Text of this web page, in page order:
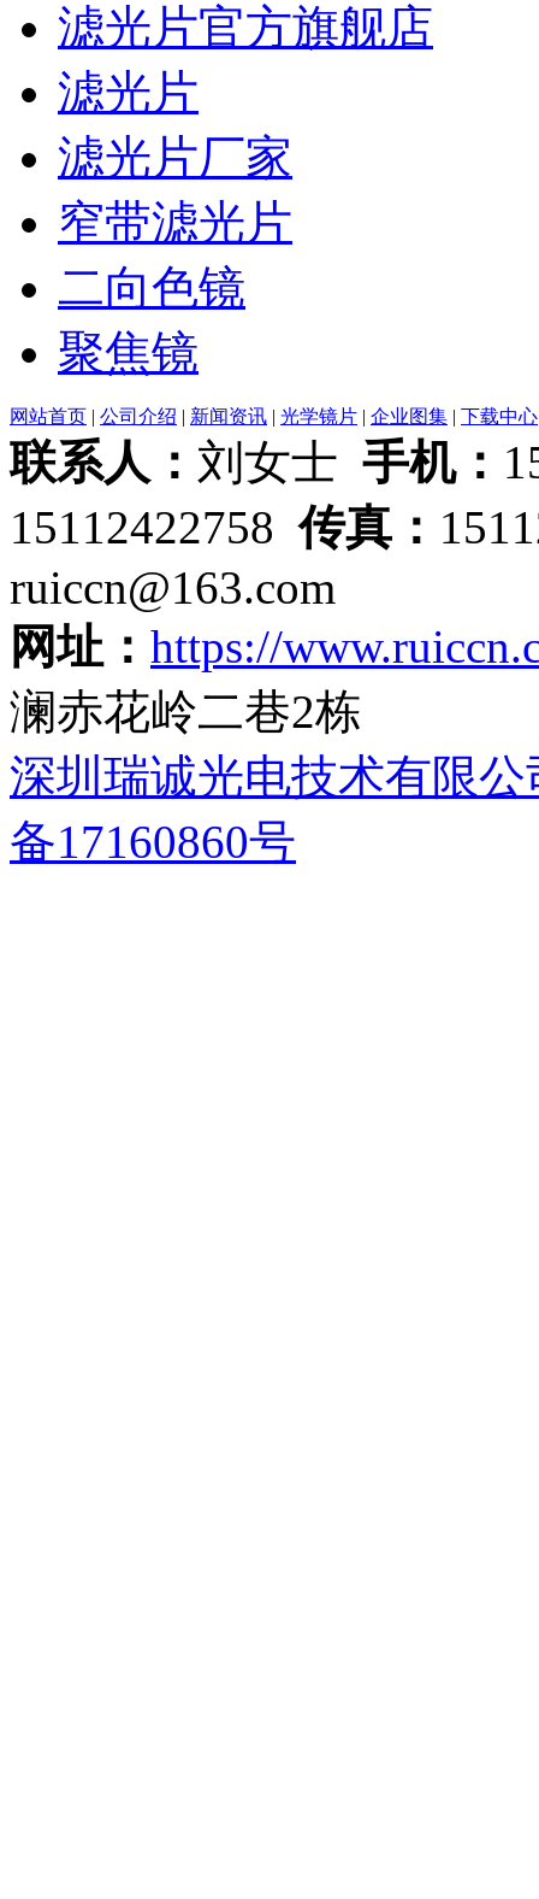
滤光片官方旗舰店
滤光片
滤光片厂家
窄带滤光片
二向色镜
聚焦镜
网站首页 | 公司介绍 | 新闻资讯 | 光学镜片 | 企业图集 | 下载中心
联系人： 刘女士 手机：
15112422758传真：
ruiccn@163.com
网址： https://
澜赤花岭二巷2栋
深圳瑞诚光电技术有限公
备17160860号